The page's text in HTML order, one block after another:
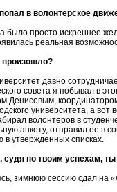
в волонтерское
было просто искреннее
реальная
произошло?
давно
совета я побывал в
Денисовым,
университета, а вот
волонтеров в
анкету, отправил ее в
утвержденных списках.
по твоим успехам,
зимнюю сессию сдал на